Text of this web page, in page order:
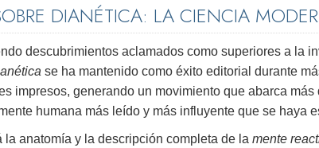
DIANÉTICA: LA CIENCIA
descubrimientos aclamados como superiores a la
se ha mantenido como éxito editorial durante
impresos, generando un movimiento que abarca
humana más leído y más influyente que se haya
la anatomía y la descripción completa de la mente